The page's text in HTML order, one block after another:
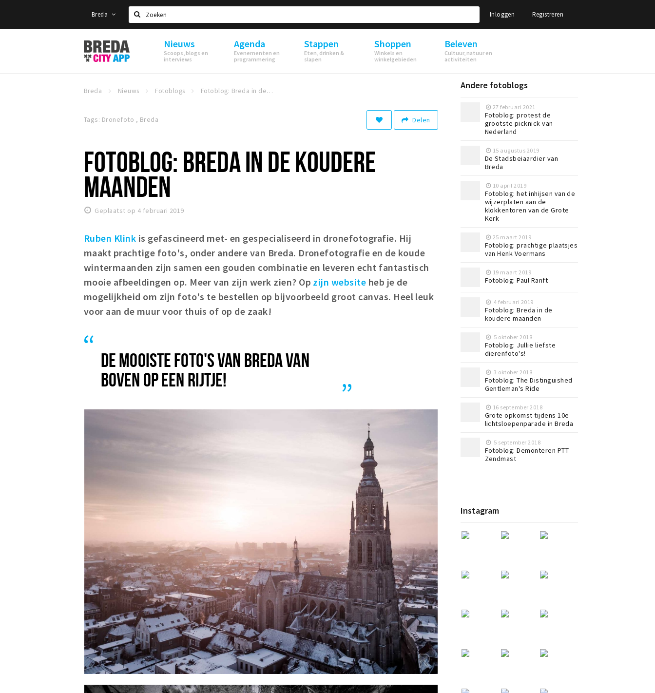
Breda
Zoeken
Inloggen Registreren
Stappen
&
Shoppen
Nieuws
Scoops, blogs en
interviews
Agenda
Evenementen en
programmering
Stappen
Eten, drinken &
slapen
Shoppen
Winkels en
winkelgebieden
Beleven
Cultuur, natuur en
activiteiten
Breda Nieuws Fotoblogs Fotoblog: Breda in de koudere maanden
Tags: Dronefoto , Breda Delen
FOTOBLOG: BREDA IN DE KOUDERE
MAANDEN
Geplaatst op 4 februari 2019
Ruben Klink is gefascineerd met- en gespecialiseerd in dronefotografie. Hij
maakt prachtige foto's, onder andere van Breda. Dronefotografie en de koude
wintermaanden zijn samen een gouden combinatie en leveren echt fantastisch
mooie afbeeldingen op. Meer van zijn werk zien? Op zijn website heb je de
mogelijkheid om zijn foto's te bestellen op bijvoorbeeld groot canvas. Heel leuk
voor aan de muur voor thuis of op de zaak!
DE MOOISTE FOTO'S VAN BREDA VAN
BOVEN OP EEN RIJTJE!
Andere fotoblogs
27 februari 2021
Fotoblog: protest de
grootste picknick van
Nederland
15 augustus 2019
De Stadsbeiaardier van
Breda
10 april 2019
Fotoblog: het inhijsen van de
wijzerplaten aan de
klokkentoren van de Grote
Kerk
25 maart 2019
Fotoblog: prachtige plaatsjes
van Henk Voermans
19 maart 2019
Fotoblog: Paul Ranft
4 februari 2019
Fotoblog: Breda in de
koudere maanden
5 oktober 2018
Fotoblog: Jullie liefste
dierenfoto's!
3 oktober 2018
Fotoblog: The Distinguished
Gentleman's Ride
16 september 2018
Grote opkomst tijdens 10e
lichtsloepenparade in Breda
5 september 2018
Fotoblog: Demonteren PTT
Zendmast
Instagram